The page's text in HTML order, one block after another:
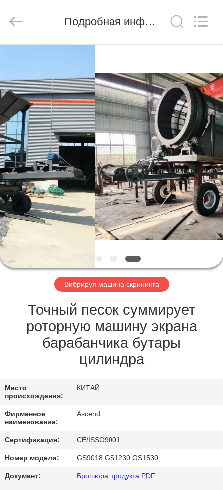
ПРОДУКТЫ
О
НАС
ПУТЕШЕСТВИЕ
ФАБРИКИ
ПРОВЕРКА
КАЧЕСТВА
СВЯЖИТЕСЬ
МЫ
СПРОСИТЕ
ЦИТАТУ
ПОЛИТИКА
КОНФИДЕНЦИАЛЬНОСТИ
Co.,
Reserved.
Подробная информация о продукте
Вибрируя машина скрининга
Точный песок суммирует
роторную машину экрана
барабанчика бутары
цилиндра
Место
происхождения:
КИТАЙ
Фирменное
наименование:
Ascend
Сертификация: CE/ISSO9001
Номер модели: GS9018 GS1230 GS1530
Документ: Брошюра продукта PDF